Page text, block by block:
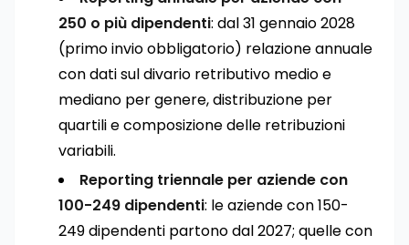
250 o più dipendenti: dal 31 gennaio 2028
(primo invio obbligatorio) relazione annuale
con dati sul divario retributivo medio e
mediano per genere, distribuzione per
quartili e composizione delle retribuzioni
variabili.
Reporting triennale per aziende con
100-249 dipendenti: le aziende con 150-
249 dipendenti partono dal 2027; quelle con